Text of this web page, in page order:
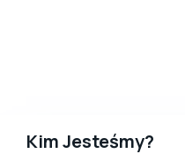
Kim Jesteśmy?